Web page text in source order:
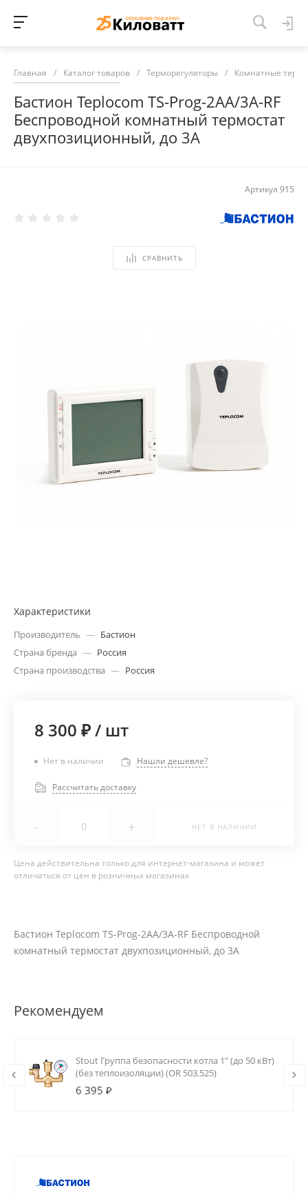
Главная / Каталог товаров / Терморегуляторы / Комнатные
Бастион Teplocom TS-Prog-2AA/3A-RF
Беспроводной комнатный термостат
двухпозиционный, до 3А
Артикул 915
СРАВНИТЬ
Характеристики
Производитель — Бастион
Страна бренда — Россия
Страна производства — Россия
8 300 ₽/ шт
Нет в наличии Нашли дешевле?
Рассчитать доставку
- + НЕТ В НАЛИЧИИ
Цена действительна только для интернет-магазина и может
отличаться от цен в розничных магазинах
Бастион Teplocom TS-Prog-2AA/3A-RF Беспроводной
комнатный термостат двухпозиционный, до 3А
Рекомендуем
Stout Группа безопасности котла 1" (до 50 кВт)
(без теплоизоляции) (OR 503.525)
6 395 ₽